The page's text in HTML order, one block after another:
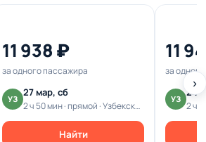
›
11 938 ₽
за одного пассажира
УЗ
27 мар, сб
2 ч 50 мин · прямой · Узбекские авиалинии
Найти
11
за
УЗ
24